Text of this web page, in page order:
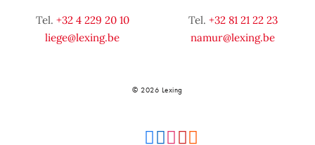
Tel. +32 4 229 20 10
liege@lexing.be
Tel. +32 81 21 22 23
namur@lexing.be
© 2026 Lexing